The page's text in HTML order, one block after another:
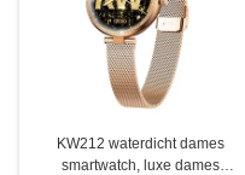
KW212 waterdicht dames
smartwatch, luxe dames